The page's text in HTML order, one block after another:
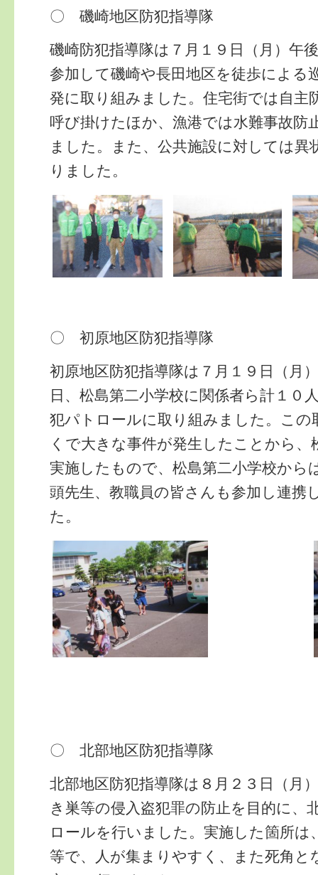
〇 磯崎地区防犯指導隊
磯崎防犯指導隊は７月１９日（月）午
参加して磯崎や長田地区を徒歩によ
発に取り組みました。住宅街では自主
呼び掛けたほか、漁港では水難事故防
ました。また、公共施設に対しては異
りました。
〇 初原地区防犯指導隊
初原地区防犯指導隊は７月１９日（月
日、松島第二小学校に関係者ら計１０
犯パトロールに取り組みました。この
くで大きな事件が発生したことから、
実施したもので、松島第二小学校から
頭先生、教職員の皆さんも参加し連携
た。
〇 北部地区防犯指導隊
北部地区防犯指導隊は８月２３日（月
き巣等の侵入盗犯罪の防止を目的に、
ロールを行いました。実施した箇所は
等で、人が集まりやすく、また死角と